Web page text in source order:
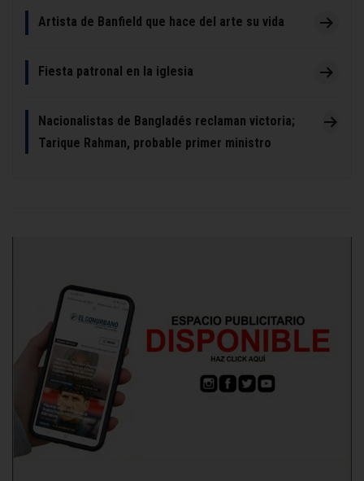
Artista de Banfield que hace del arte su vida
Fiesta patronal en la iglesia
Nacionalistas de Bangladés reclaman victoria;
Tarique Rahman, probable primer ministro